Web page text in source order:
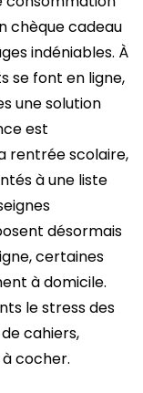
chèque cadeau
indéniables. À
se font en ligne,
une solution
est
rentrée scolaire,
à une liste
désormais
certaines
à domicile.
le stress des
cahiers,
cocher.